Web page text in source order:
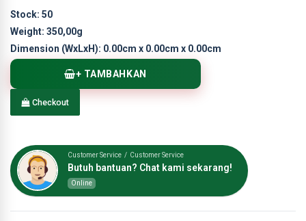
Stock: 50
Weight: 350,00g
Dimension (WxLxH): 0.00cm x 0.00cm x 0.00cm
+ TAMBAHKAN
Checkout
Customer Service / Customer Service
Butuh bantuan? Chat kami sekarang!
Online